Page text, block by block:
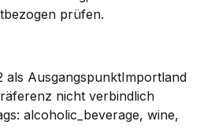
prüfen.
als AusgangspunktImportland
nicht verbindlich
alcoholic_beverage, wine,